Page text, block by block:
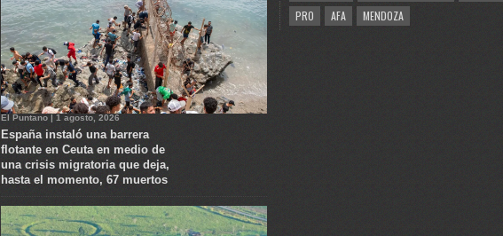
El Puntano | 1 agosto, 2026
España instaló una barrera
flotante en Ceuta en medio de
una crisis migratoria que deja,
hasta el momento, 67 muertos
PRO
AFA MENDOZA